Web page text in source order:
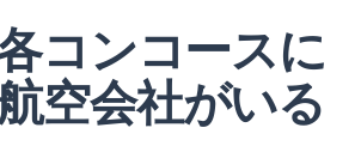
コンコースに
空会社がいる